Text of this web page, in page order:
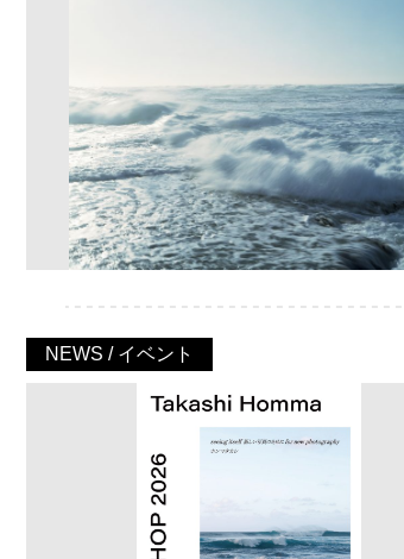
NEWS / イベント